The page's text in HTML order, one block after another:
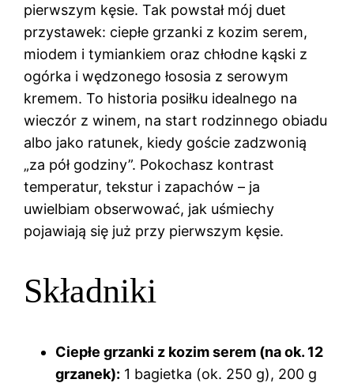
pierwszym kęsie. Tak powstał mój duet
przystawek: ciepłe grzanki z kozim serem,
miodem i tymiankiem oraz chłodne kąski z
ogórka i wędzonego łososia z serowym
kremem. To historia posiłku idealnego na
wieczór z winem, na start rodzinnego obiadu
albo jako ratunek, kiedy goście zadzwonią
„za pół godziny”. Pokochasz kontrast
temperatur, tekstur i zapachów – ja
uwielbiam obserwować, jak uśmiechy
pojawiają się już przy pierwszym kęsie.
Składniki
Ciepłe grzanki z kozim serem (na ok. 12
grzanek): 1 bagietka (ok. 250 g), 200 g